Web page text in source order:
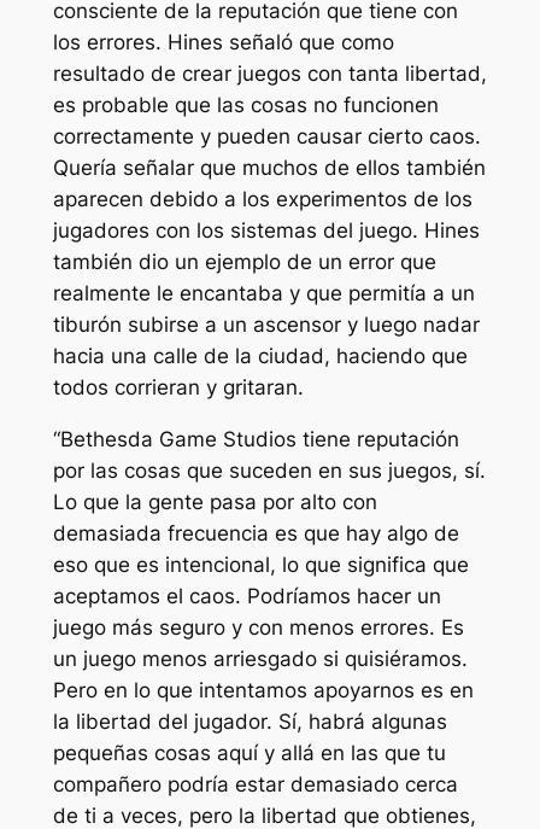
consciente de la reputación que tiene con
los errores. Hines señaló que como
resultado de crear juegos con tanta libertad,
es probable que las cosas no funcionen
correctamente y pueden causar cierto caos.
Quería señalar que muchos de ellos también
aparecen debido a los experimentos de los
jugadores con los sistemas del juego. Hines
también dio un ejemplo de un error que
realmente le encantaba y que permitía a un
tiburón subirse a un ascensor y luego nadar
hacia una calle de la ciudad, haciendo que
todos corrieran y gritaran.
“Bethesda Game Studios tiene reputación
por las cosas que suceden en sus juegos, sí.
Lo que la gente pasa por alto con
demasiada frecuencia es que hay algo de
eso que es intencional, lo que significa que
aceptamos el caos. Podríamos hacer un
juego más seguro y con menos errores. Es
un juego menos arriesgado si quisiéramos.
Pero en lo que intentamos apoyarnos es en
la libertad del jugador. Sí, habrá algunas
pequeñas cosas aquí y allá en las que tu
compañero podría estar demasiado cerca
de ti a veces, pero la libertad que obtienes,